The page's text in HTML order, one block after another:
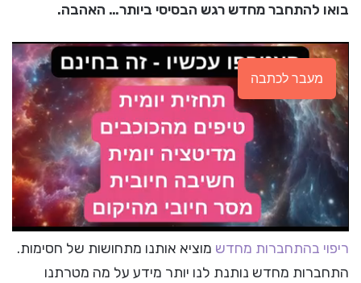
בואו להתחבר מחדש רגש הבסיסי ביותר… האהבה.
מעבר לכתבה
ריפוי בהתחברות מחדש מוציא אותנו מתחושות של חסימות.
התחברות מחדש נותנת לנו יותר מידע על מה מטרתנו